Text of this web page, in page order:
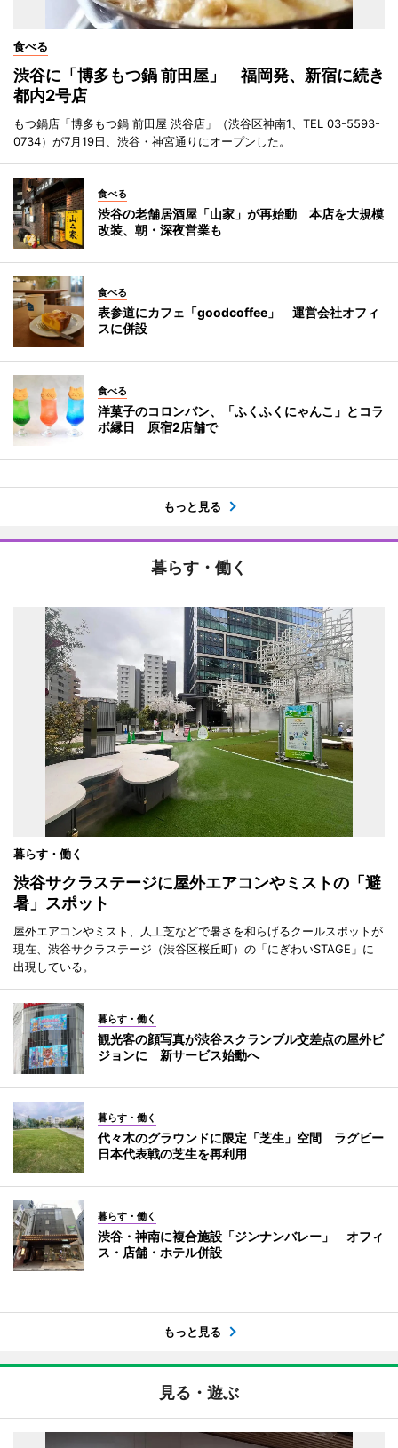
食べる
渋谷に「博多もつ鍋 前田屋」 福岡発、新宿に続き
都内2号店
もつ鍋店「博多もつ鍋 前田屋 渋谷店」（渋谷区神南1、TEL 03-5593-
0734）が7月19日、渋谷・神宮通りにオープンした。
食べる
渋谷の老舗居酒屋「山家」が再始動 本店を大規模
改装、朝・深夜営業も
食べる
表参道にカフェ「goodcoffee」 運営会社オフィ
スに併設
食べる
洋菓子のコロンバン、「ふくふくにゃんこ」とコラ
ボ縁日 原宿2店舗で
もっと見る
暮らす・働く
暮らす・働く
渋谷サクラステージに屋外エアコンやミストの「避
暑」スポット
屋外エアコンやミスト、人工芝などで暑さを和らげるクールスポットが
現在、渋谷サクラステージ（渋谷区桜丘町）の「にぎわいSTAGE」に
出現している。
暮らす・働く
観光客の顔写真が渋谷スクランブル交差点の屋外ビ
ジョンに 新サービス始動へ
暮らす・働く
代々木のグラウンドに限定「芝生」空間 ラグビー
日本代表戦の芝生を再利用
暮らす・働く
渋谷・神南に複合施設「ジンナンバレー」 オフィ
ス・店舗・ホテル併設
もっと見る
見る・遊ぶ